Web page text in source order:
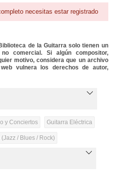
necesitas estar registrado
de la Guitarra solo tienen un
comercial. Si algún compositor,
motivo, considera que un archivo
vulnera los derechos de autor,
y Conciertos Guitarra Eléctrica
(Jazz / Blues / Rock)